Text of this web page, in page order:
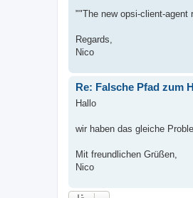
""The new opsi-client-
Regards,
Nico
Re: Falsche Pfad zum
Hallo
wir haben das gleiche
Mit freundlichen Grüßen,
Nico